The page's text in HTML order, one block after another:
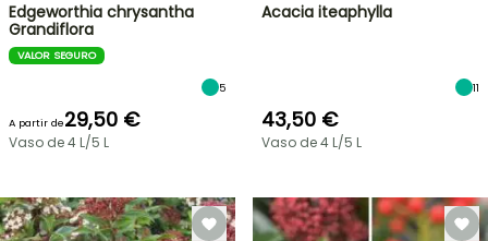
Edgeworthia chrysantha
Grandiflora
VALOR SEGURO
5
A partir de29,50 €
Vaso de 4 L/5 L
Acacia iteaphylla
11
43,50 €
Vaso de 4 L/5 L